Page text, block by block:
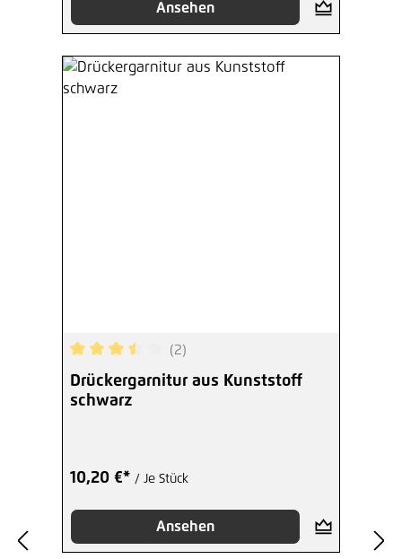
Ansehen
Durchschnittliche Bewertung von 3.5 von 5
(2)
Drückergarnitur aus Kunststoff
schwarz
10,20 €* / Je Stück
Ansehen